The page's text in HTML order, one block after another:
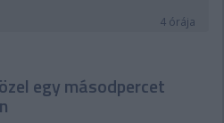
4 órája
egy másodpercet